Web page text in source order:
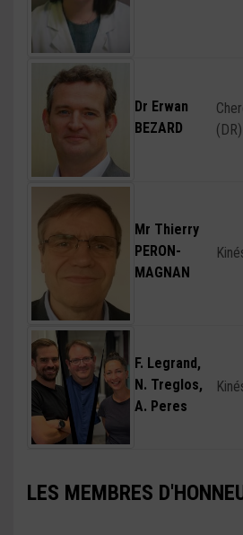
Dr Erwan
BEZARD
Mr Thierry
PERON-
MAGNAN
F. Legrand,
N. Treglos,
A. Peres
LES MEMBRES